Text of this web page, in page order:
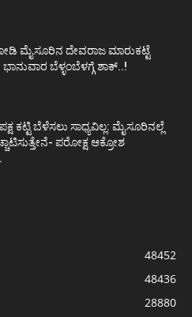
ಮೈಸೂರಿನ ದೇವರಾಜ ಮಾರುಕಟ್ಟೆ
ಬೆಳ್ಳಂಬೆಳಗ್ಗೆ ಶಾಕ್..!
ಕಟ್ಟಿ ಬೆಳೆಸಲು ಸಾಧ್ಯವಿಲ್ಲ: ಮೈಸೂರಿನಲ್ಲೆ
ಪರೋಕ್ಷ ಆಕ್ರೋಶ
48452
48436
28880